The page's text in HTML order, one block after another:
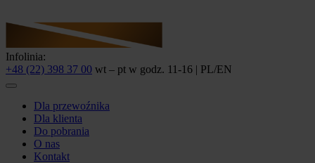
Infolinia:
+48 (22) 398 37 00 wt – pt w godz. 11-16 | PL/EN
Dla przewoźnika
Dla klienta
Do pobrania
O nas
Kontakt